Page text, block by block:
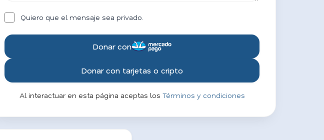
Quiero que el mensaje sea privado.
Donar con
Donar con tarjetas o cripto
Al interactuar en esta página aceptas los Términos y condiciones